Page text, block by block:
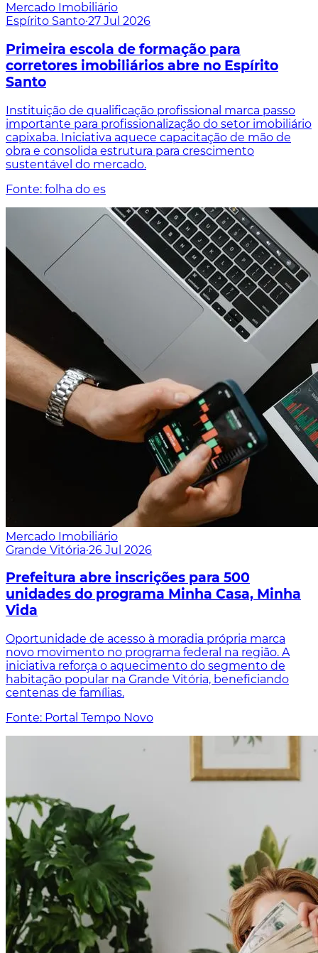
Mercado Imobiliário
Espírito Santo·27 Jul 2026
Primeira escola de formação para
corretores imobiliários abre no Espírito
Santo
Instituição de qualificação profissional marca passo
importante para profissionalização do setor imobiliário
capixaba. Iniciativa aquece capacitação de mão de
obra e consolida estrutura para crescimento
sustentável do mercado.
Fonte: folha do es
Mercado Imobiliário
Grande Vitória·26 Jul 2026
Prefeitura abre inscrições para 500
unidades do programa Minha Casa, Minha
Vida
Oportunidade de acesso à moradia própria marca
novo movimento no programa federal na região. A
iniciativa reforça o aquecimento do segmento de
habitação popular na Grande Vitória, beneficiando
centenas de famílias.
Fonte: Portal Tempo Novo